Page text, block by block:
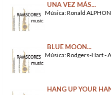
UNA VEZ MÁS...
Música: Ronald
BLUE MOON...
Música: Rodgers-Hart -
HANG UP YOUR